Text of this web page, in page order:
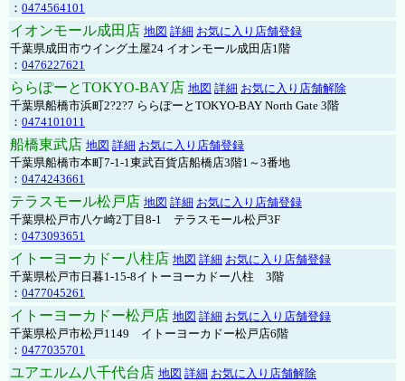
： 0474564101
イオンモール成田店 地図 詳細 お気に入り店舗登録
千葉県成田市ウイング土屋24 イオンモール成田店1階
： 0476227621
ららぽーとTOKYO-BAY店 地図 詳細 お気に入り店舗解除
千葉県船橋市浜町2?2?7 ららぽーとTOKYO-BAY North Gate 3階
： 0474101011
船橋東武店 地図 詳細 お気に入り店舗登録
千葉県船橋市本町7-1-1東武百貨店船橋店3階1～3番地
： 0474243661
テラスモール松戸店 地図 詳細 お気に入り店舗登録
千葉県松戸市八ケ崎2丁目8-1 テラスモール松戸3F
： 0473093651
イトーヨーカドー八柱店 地図 詳細 お気に入り店舗登録
千葉県松戸市日暮1-15-8イトーヨーカドー八柱 3階
： 0477045261
イトーヨーカドー松戸店 地図 詳細 お気に入り店舗登録
千葉県松戸市松戸1149 イトーヨーカドー松戸店6階
： 0477035701
ユアエルム八千代台店 地図 詳細 お気に入り店舗解除